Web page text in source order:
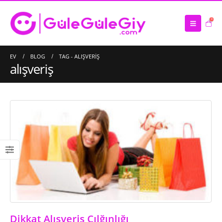
0
EV BLOG TAG - ALIŞVERIŞ
alışveriş
Dikkat Alışveriş Çılğınlığı
Saten Atkı İmalatı
16/03/2023
Çanta İmalatı – Üretimi